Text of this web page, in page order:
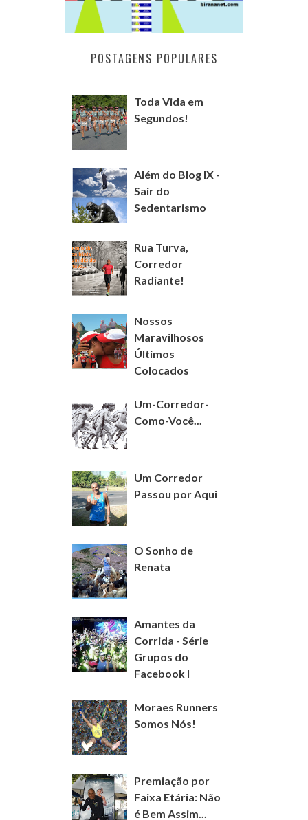
POSTAGENS POPULARES
Toda Vida em
Segundos!
Além do Blog IX -
Sair do
Sedentarismo
Rua Turva,
Corredor
Radiante!
Nossos
Maravilhosos
Últimos
Colocados
Um-Corredor-
Como-Você...
Um Corredor
Passou por Aqui
O Sonho de
Renata
Amantes da
Corrida - Série
Grupos do
Facebook I
Moraes Runners
Somos Nós!
Premiação por
Faixa Etária: Não
é Bem Assim...